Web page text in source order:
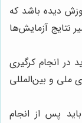
دیده باشد که
نتایج آزمایش‌ها
در انجام کرگیری
ملی و بین‌المللی
پس از انجام